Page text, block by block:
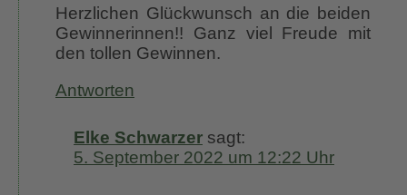
Herzlichen Glückwunsch an die beiden
Gewinnerinnen!! Ganz viel Freude mit
den tollen Gewinnen.
Antworten
Elke Schwarzer sagt:
5. September 2022 um 12:22 Uhr